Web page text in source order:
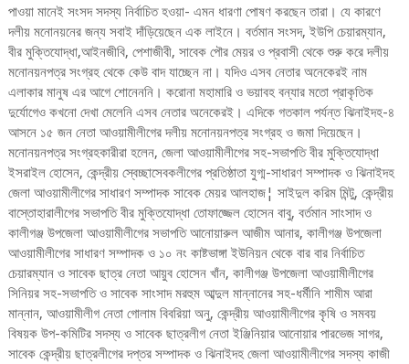
পাওয়া মানেই সংসদ সদস্য নির্বাচিত হওয়া- এমন ধারণা পোষণ করছেন তারা। যে কারণে
দলীয় মনোনয়নের জন্য সবাই দাঁড়িয়েছেন এক লাইনে। বর্তমান সংসদ, ইউপি চেয়ারম্যান,
বীর মুক্তিযোদ্ধা,আইনজীবি, পেশাজীবী, সাবেক পৌর মেয়র ও প্রবাসী থেকে শুরু করে দলীয়
মনোনয়নপত্র সংগ্রহ থেকে কেউ বাদ যাচ্ছেন না। যদিও এসব নেতার অনেকেরই নাম
এলাকার মানুষ এর আগে শোনেননি। করোনা মহামারি ও ভয়াবহ বন্যার মতো প্রাকৃতিক
দুর্যোগেও কখনো দেখা মেলেনি এসব নেতার অনেকেরই। এদিকে গতকাল পর্যন্ত ঝিনাইদহ-৪
আসনে ১৫ জন নেতা আওয়ামীলীগের দলীয় মনোনয়নপত্র সংগ্রহ ও জমা দিয়েছেন।
মনোনয়নপত্র সংগ্রহকারীরা হলেন, জেলা আওয়ামীলীগের সহ-সভাপতি বীর মুক্তিযোদ্ধা
ইসরাইল হোসেন, কেন্দ্রীয় স্বেচ্ছাসেবকলীগের প্রতিষ্ঠাতা যুগ্ম-সাধারণ সম্পাদক ও ঝিনাইদহ
জেলা আওয়ামীলীগের সাধারণ সম্পাদক সাবেক মেয়র আলহাজ¦ সাইদুল করিম মিন্টু, কেন্দ্রীয়
বাস্তোহারালীগের সভাপতি বীর মুক্তিযোদ্ধা তোফাজ্জেল হোসেন বাবু, বর্তমান সাংসাদ ও
কালীগঞ্জ উপজেলা আওয়ামীলীগের সভাপতি আনোয়ারুল আজীম আনার, কালীগঞ্জ উপজেলা
আওয়ামীলীগের সাধারণ সম্পাদক ও ১০ নং কাষ্টভাঙ্গা ইউনিয়ন থেকে বার বার নির্বাচিত
চেয়ারম্যান ও সাবেক ছাত্র নেতা আয়ুব হোসেন খাঁন, কালীগঞ্জ উপজেলা আওয়ামীলীগের
সিনিয়র সহ-সভাপতি ও সাবেক সাংসাদ মরহুম আব্দুল মান্নানের সহ-ধর্মীনি শামীম আরা
মান্নান, আওয়ামীলীগ নেতা গোলাম বিবরিয়া অনু, কেন্দ্রীয় আওয়ামীলীগের কৃষি ও সমবয়
বিষয়ক উপ-কমিটির সদস্য ও সাবেক ছাত্রলীগ নেতা ইঞ্জিনিয়ার আনোয়ার পারভেজ সাগর,
সাবেক কেন্দ্রীয় ছাত্রলীগের দপ্তর সম্পাদক ও ঝিনাইদহ জেলা আওয়ামীলীগের সদস্য কাজী